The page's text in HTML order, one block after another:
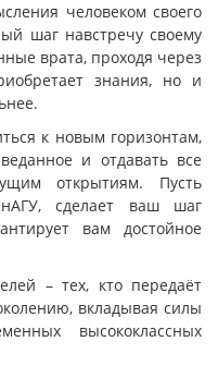
человеком своего
шаг навстречу своему
врата, проходя через
знания, но и
к новым горизонтам,
и отдавать все
открытиям. Пусть
сделает ваш шаг
вам достойное
– тех, кто передаёт
вкладывая силы
высококлассных